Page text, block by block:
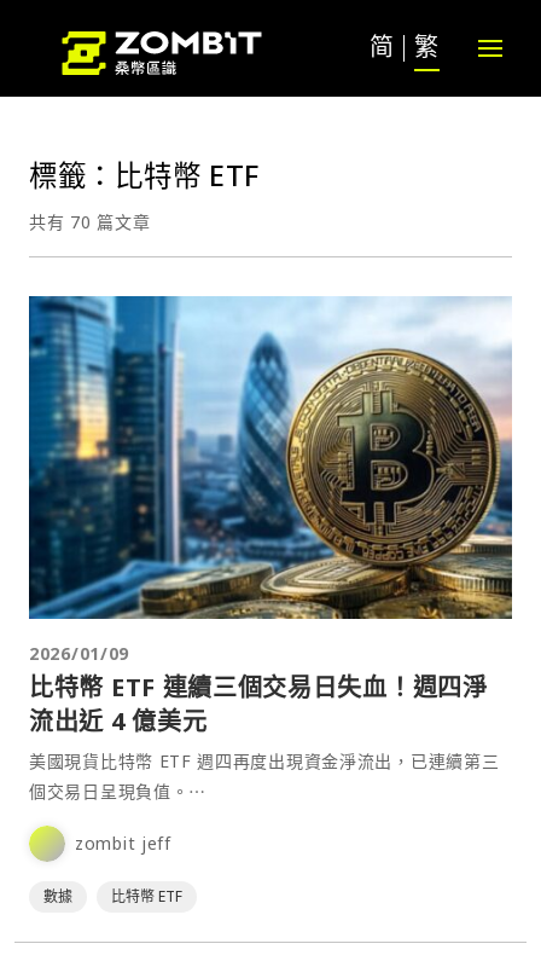
简 繁
標籤：比特幣 ETF
共有 70 篇文章
2026/01/09
比特幣 ETF 連續三個交易日失血！週四淨
流出近 4 億美元
美國現貨比特幣 ETF 週四再度出現資金淨流出，已連續第三
個交易日呈現負值。⋯
zombit jeff
數據 比特幣 ETF